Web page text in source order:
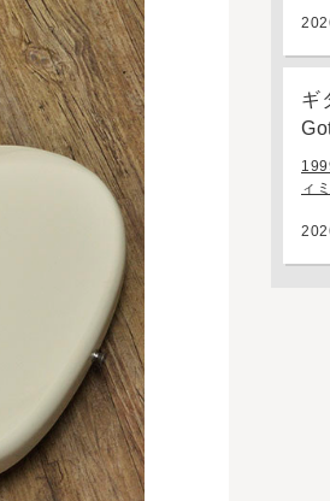
ギ
戸
ィ
は